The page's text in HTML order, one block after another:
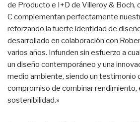
de Producto e I+D de Villeroy & Boch,
C complementan perfectamente
reforzando la fuerte identidad de
desarrollado en colaboración con
varios años. Infunden sin esfuerzo a
un diseño contemporáneo y una
medio ambiente, siendo un testimonio
compromiso de combinar rendimiento,
sostenibilidad.»